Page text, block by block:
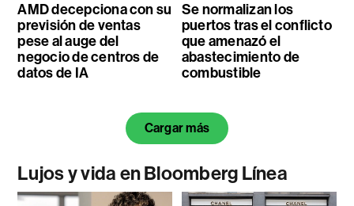
AMD decepciona con su
previsión de ventas
pese al auge del
negocio de centros de
datos de IA
Se normalizan los
puertos tras el conflicto
que amenazó el
abastecimiento de
combustible
Cargar más
Lujos y vida en Bloomberg Línea